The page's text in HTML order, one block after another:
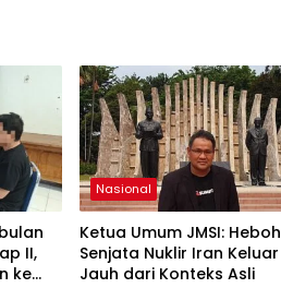
II,
ke
Nasional
Ketua Umum JMSI: Heboh
Senjata Nuklir Iran Keluar
Jauh dari Konteks Asli